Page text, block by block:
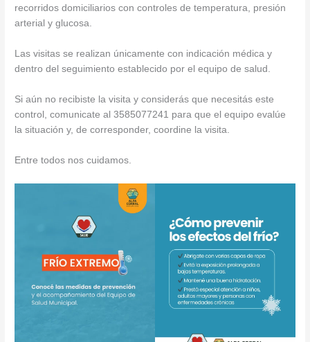
recorridos domiciliarios con controles de temperatura, presión
arterial y glucosa.
Las visitas se realizan únicamente con indicación médica y
dentro del seguimiento establecido por el equipo de salud.
Si aún no recibiste la visita y considerás que necesitás este
control, comunicate al 3585077241 para que el equipo evalúe
la situación y, de corresponder, coordine la visita.
Entre todos nos cuidamos.